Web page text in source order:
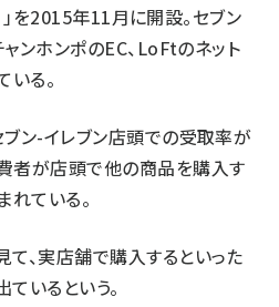
」を2015年11月に開設。セブン
ャンホンポのEC、LoFtのネット
る。
ブン-イレブン店頭での受取率が
者が店頭で他の商品を購入す
ている。
て、実店舗で購入するといった
いるという。